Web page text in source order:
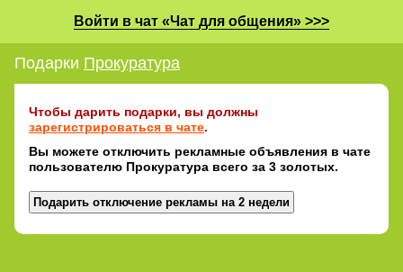
Войти в чат «Чат для общения» >>>
Подарки Прокуратура
Чтобы дарить подарки, вы должны
зарегистрироваться в чате.
Вы можете отключить рекламные объявления в чате
пользователю Прокуратура всего за 3 золотых.